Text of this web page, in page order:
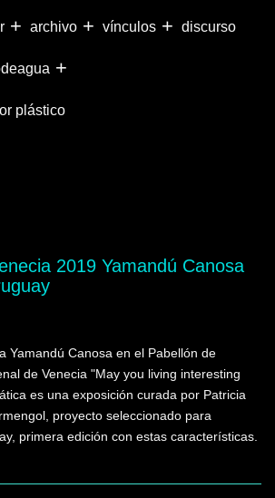
+ +
archivo +
vínculos discurso
+
plástico
2019 Yamandú Canosa
Yamandú Canosa en el Pabellón de
de Venecia "May you living interesting
es una exposición curada por Patricia
proyecto seleccionado para
primera edición con estas características.